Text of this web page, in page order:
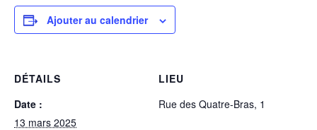
Ajouter au calendrier
DÉTAILS
Date :
13 mars 2025
LIEU
Rue des Quatre-Bras, 1